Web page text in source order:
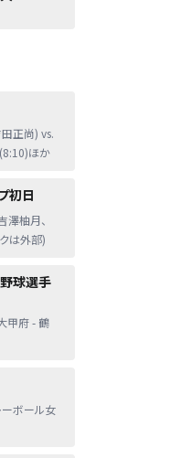
田正尚) vs.
ほか
初日
澤柚月、
は外部)
球選手
甲府 - 鶴
ーボール女